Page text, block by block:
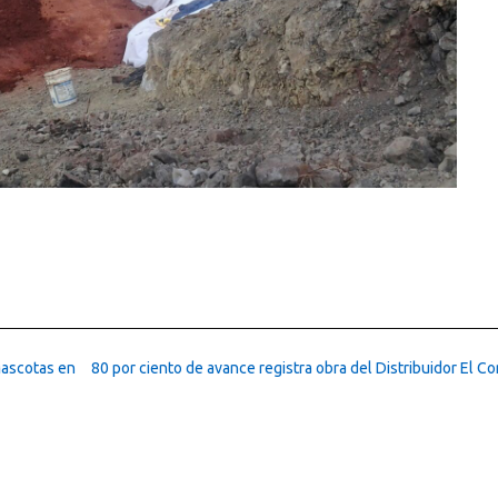
80 por ciento de avance registra obra del Distribuidor El
en